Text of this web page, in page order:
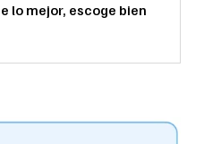
lo mejor, escoge bien